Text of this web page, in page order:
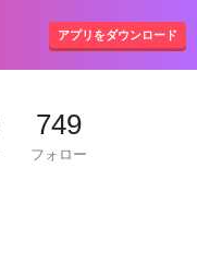
アプリをダウンロード
749
フォロー